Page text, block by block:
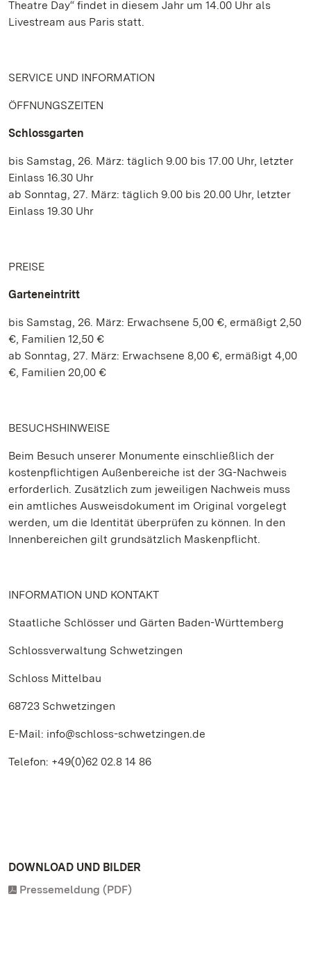
Theatre Day“ findet in diesem Jahr um 14.00 Uhr als
Livestream aus Paris statt.
SERVICE UND INFORMATION
ÖFFNUNGSZEITEN
Schlossgarten
bis Samstag, 26. März: täglich 9.00 bis 17.00 Uhr, letzter
Einlass 16.30 Uhr
ab Sonntag, 27. März: täglich 9.00 bis 20.00 Uhr, letzter
Einlass 19.30 Uhr
PREISE
Garteneintritt
bis Samstag, 26. März: Erwachsene 5,00 €, ermäßigt 2,50
€, Familien 12,50 €
ab Sonntag, 27. März: Erwachsene 8,00 €, ermäßigt 4,00
€, Familien 20,00 €
BESUCHSHINWEISE
Beim Besuch unserer Monumente einschließlich der
kostenpflichtigen Außenbereiche ist der 3G-Nachweis
erforderlich. Zusätzlich zum jeweiligen Nachweis muss
ein amtliches Ausweisdokument im Original vorgelegt
werden, um die Identität überprüfen zu können. In den
Innenbereichen gilt grundsätzlich Maskenpflicht.
INFORMATION UND KONTAKT
Staatliche Schlösser und Gärten Baden-Württemberg
Schlossverwaltung Schwetzingen
Schloss Mittelbau
68723 Schwetzingen
E-Mail: info@schloss-schwetzingen.de
Telefon: +49(0)62 02.8 14 86
DOWNLOAD UND BILDER
Pressemeldung (PDF)